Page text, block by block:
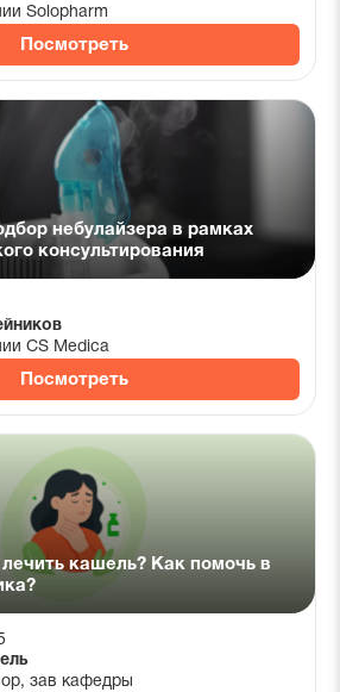
Solopharm
Посмотреть
небулайзера в рамках
консультирования
CS Medica
Посмотреть
кашель? Как помочь в
зав кафедры